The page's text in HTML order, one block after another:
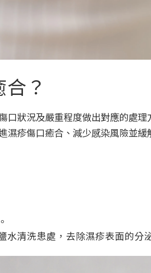
？
口狀況及嚴重程度做出對應的處
疹傷口癒合、減少感染風險並緩
水清洗患處，去除濕疹表面的分